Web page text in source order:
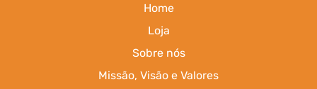
Home
Loja
Sobre nós
Missão, Visão e Valores